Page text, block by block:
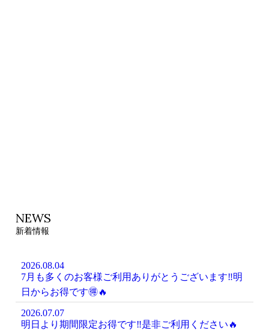
NEWS
新着情報
2026.08.04
7月も多くのお客様ご利用ありがとうございます‼️明
日からお得です🉐🔥
2026.07.07
明日より期間限定お得です‼️是非ご利用ください🔥